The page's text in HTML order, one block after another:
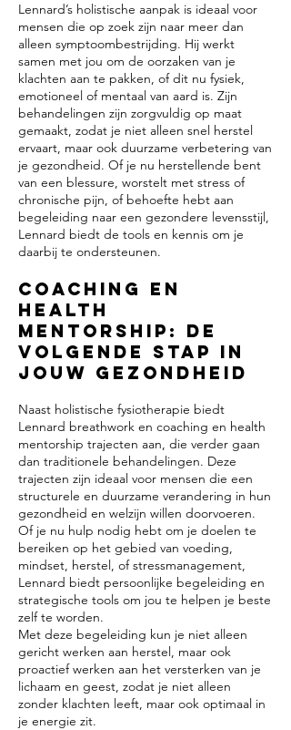
Lennard’s holistische aanpak is ideaal voor
mensen die op zoek zijn naar meer dan
alleen symptoombestrijding. Hij werkt
samen met jou om de oorzaken van je
klachten aan te pakken, of dit nu fysiek,
emotioneel of mentaal van aard is. Zijn
behandelingen zijn zorgvuldig op maat
gemaakt, zodat je niet alleen snel herstel
ervaart, maar ook duurzame verbetering van
je gezondheid. Of je nu herstellende bent
van een blessure, worstelt met stress of
chronische pijn, of behoefte hebt aan
begeleiding naar een gezondere levensstijl,
Lennard biedt de tools en kennis om je
daarbij te ondersteunen.
Coaching en
Health
Mentorship: De
V olgende Stap in
Jouw Gezondheid
Naast holistische fysiotherapie biedt
Lennard breathwork en coaching en health
mentorship trajecten aan, die verder gaan
dan traditionele behandelingen. Deze
trajecten zijn ideaal voor mensen die een
structurele en duurzame verandering in hun
gezondheid en welzijn willen doorvoeren.
Of je nu hulp nodig hebt om je doelen te
bereiken op het gebied van voeding,
mindset, herstel, of stressmanagement,
Lennard biedt persoonlijke begeleiding en
strategische tools om jou te helpen je beste
zelf te worden.
Met deze begeleiding kun je niet alleen
gericht werken aan herstel, maar ook
proactief werken aan het versterken van je
lichaam en geest, zodat je niet alleen
zonder klachten leeft, maar ook optimaal in
je energie zit.